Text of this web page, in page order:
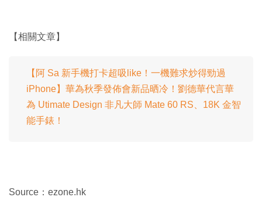
【相關文章】
【阿 Sa 新手機打卡超吸like！一機難求炒得勁過
iPhone】華為秋季發佈會新品晒冷！劉德華代言華
為 Utimate Design 非凡大師 Mate 60 RS、18K 金智
能手錶！
Source：ezone.hk